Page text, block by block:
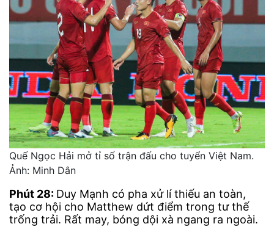
Quế Ngọc Hải mở tỉ số trận đấu cho tuyển Việt Nam.
Ảnh: Minh Dân
Phút 28: Duy Mạnh có pha xử lí thiếu an toàn,
tạo cơ hội cho Matthew dứt điểm trong tư thế
trống trải. Rất may, bóng dội xà ngang ra ngoài.